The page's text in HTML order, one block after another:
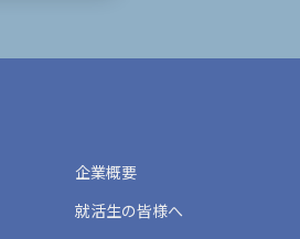
企業概要
就活生の皆様へ